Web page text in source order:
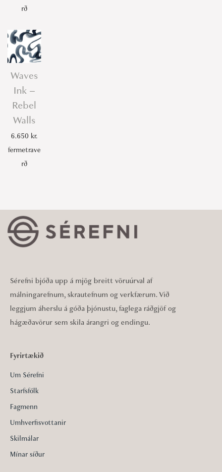
rð
Waves
Ink –
Rebel
Walls
6.650 kr.
fermetrave
rð
Sérefni bjóða upp á mjög breitt vöruúrval af
málningarefnum, skrautefnum og verkfærum. Við
leggjum áherslu á góða þjónustu, faglega ráðgjöf og
hágæðavörur sem skila árangri og endingu.
Fyrirtækið
Um Sérefni
Starfsfólk
Fagmenn
Umhverfisvottanir
Skilmálar
Mínar síður